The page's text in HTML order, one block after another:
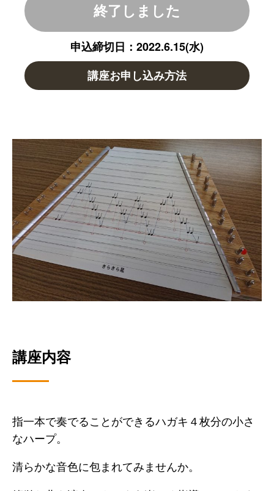
講座内容
指一本で奏でることができるハガキ４枚分の小さ
なハープ。
清らかな音色に包まれてみませんか。
終了しました
申込締切日：2022.6.15(水)
講座お申し込み方法